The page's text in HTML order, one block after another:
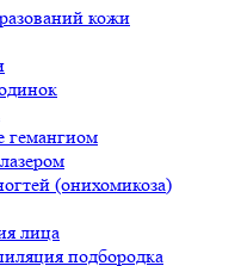
кожи
гемангиом
(онихомикоза)
лица
подбородка